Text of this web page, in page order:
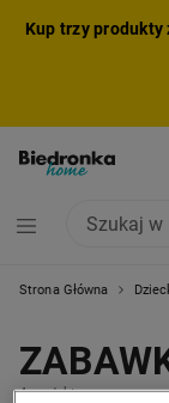
Kup trzy
Strona Główna
4 produkty